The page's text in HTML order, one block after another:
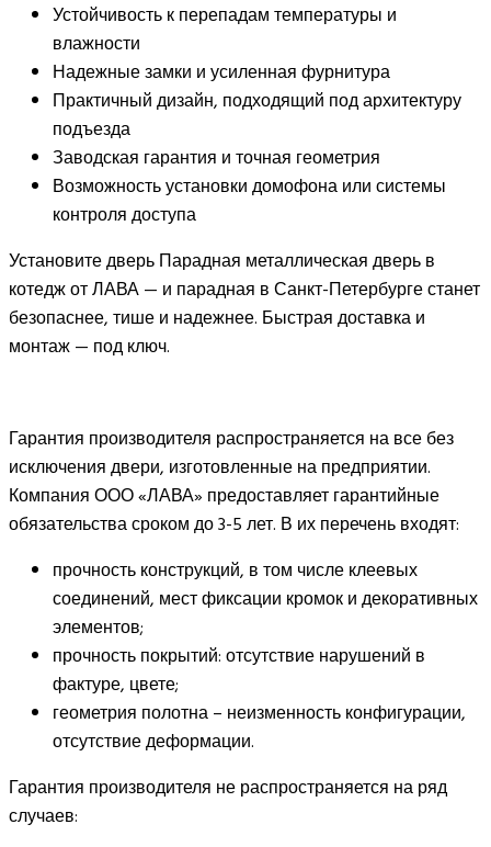
Устойчивость к перепадам температуры и
влажности
Надежные замки и усиленная фурнитура
Практичный дизайн, подходящий под архитектуру
подъезда
Заводская гарантия и точная геометрия
Возможность установки домофона или системы
контроля доступа
Установите дверь Парадная металлическая дверь в
котедж от ЛАВА — и парадная в Санкт-Петербурге станет
безопаснее, тише и надежнее. Быстрая доставка и
монтаж — под ключ.
Гарантия производителя распространяется на все без
исключения двери, изготовленные на предприятии.
Компания ООО «ЛАВА» предоставляет гарантийные
обязательства сроком до 3-5 лет. В их перечень входят:
прочность конструкций, в том числе клеевых
соединений, мест фиксации кромок и декоративных
элементов;
прочность покрытий: отсутствие нарушений в
фактуре, цвете;
геометрия полотна – неизменность конфигурации,
отсутствие деформации.
Гарантия производителя не распространяется на ряд
случаев: